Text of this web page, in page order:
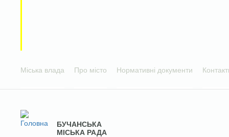
Міська влада Про місто Нормативні документи
БУЧАНСЬКА
МІСЬКА РАДА